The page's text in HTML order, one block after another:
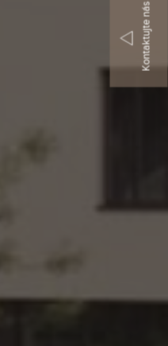
Kontaktujte nás